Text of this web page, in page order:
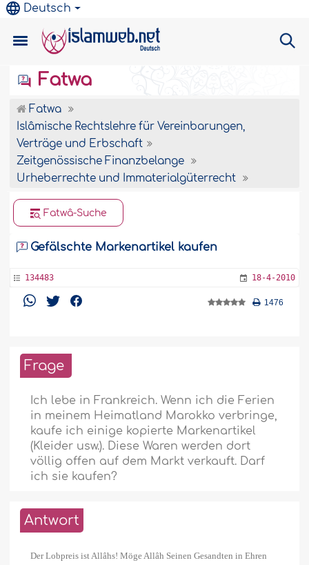
Deutsch
Fatwa
Fatwa
Islâmische Rechtslehre für Vereinbarungen,
Verträge und Erbschaft
Zeitgenössische Finanzbelange
Urheberrechte und Immaterialgüterrecht
Fatwâ-Suche
Gefälschte Markenartikel kaufen
134483 18-4-2010
1476
Frage
Ich lebe in Frankreich. Wenn ich die Ferien
in meinem Heimatland Marokko verbringe,
kaufe ich einige kopierte Markenartikel
(Kleider usw.). Diese Waren werden dort
völlig offen auf dem Markt verkauft. Darf
ich sie kaufen?
Antwort
Der Lobpreis ist Allâhs! Möge Allâh Seinen Gesandten in Ehren